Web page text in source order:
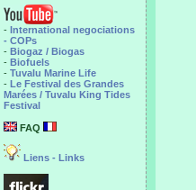
- International negociations
- COPs
- Biogaz / Biogas
- Biofuels
- Tuvalu Marine Life
- Le Festival des Grandes
Marées / Tuvalu King Tides
Festival
FAQ
Liens - Links